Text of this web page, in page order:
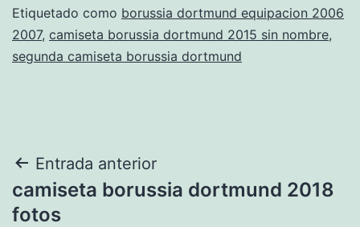
Etiquetado como borussia dortmund equipacion 2006
2007, camiseta borussia dortmund 2015 sin nombre,
segunda camiseta borussia dortmund
Navegación
de
Entrada anterior
camiseta borussia dortmund 2018
fotos